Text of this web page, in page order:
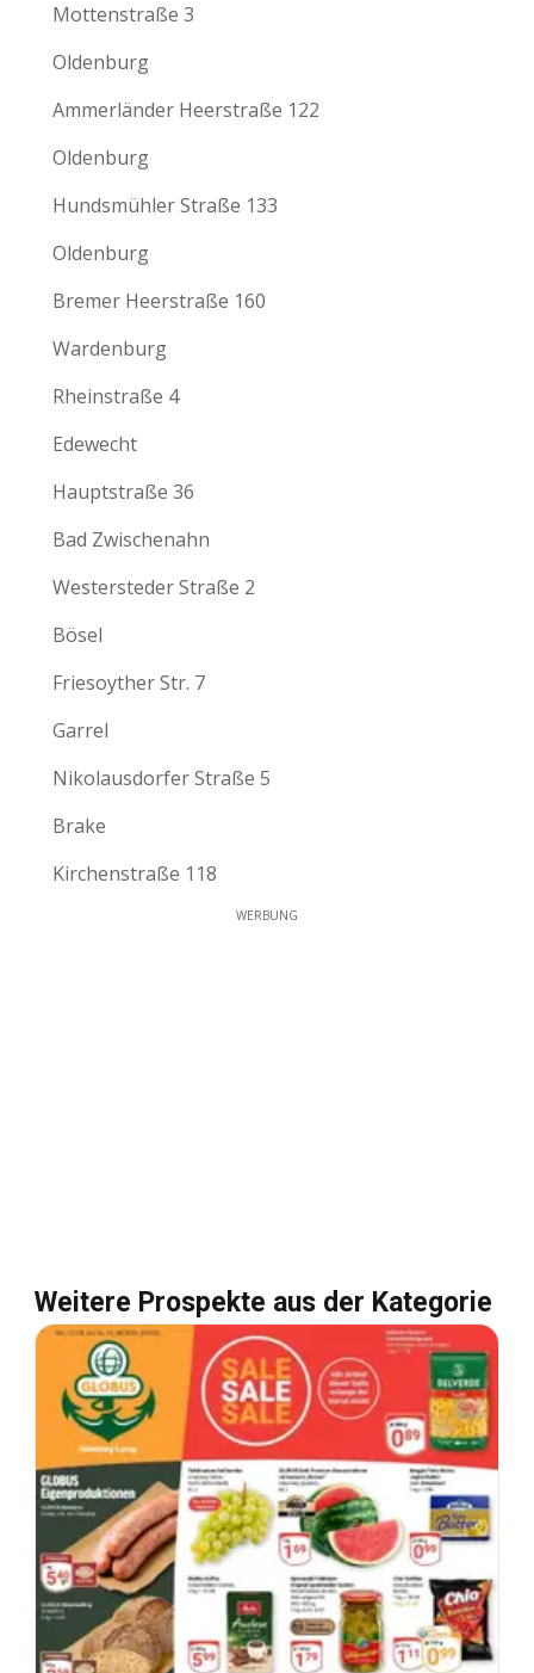
Mottenstraße 3
Oldenburg
Ammerländer Heerstraße 122
Oldenburg
Hundsmühler Straße 133
Oldenburg
Bremer Heerstraße 160
Wardenburg
Rheinstraße 4
Edewecht
Hauptstraße 36
Bad Zwischenahn
Westersteder Straße 2
Bösel
Friesoyther Str. 7
Garrel
Nikolausdorfer Straße 5
Brake
Kirchenstraße 118
WERBUNG
Weitere Prospekte aus der Kategorie